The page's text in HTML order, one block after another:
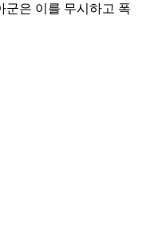
군은 이를 무시하고 폭